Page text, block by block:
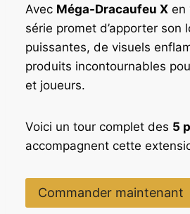
Avec Méga-Dracaufeu X en
série promet d’apporter son
puissantes, de visuels
produits incontournables
et joueurs.
Voici un tour complet des 5
accompagnent cette
Commander maintenant